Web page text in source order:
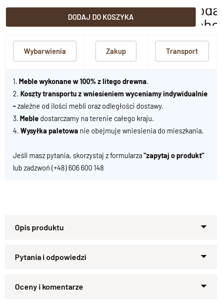
DODAJ DO KOSZYKA
Wybarwienia Zakup Transport
1. Meble wykonane w 100% z litego drewna.
2. Koszty transportu z wniesieniem wyceniamy indywidualnie
-zależne od ilości mebli oraz odległości dostawy.
3. Meble dostarczamy na terenie całego kraju.
4. Wysyłka paletowa nie obejmuje wniesienia do mieszkania.
Jeśli masz pytania, skorzystaj z formularza"zapytaj o produkt"
lub zadzwoń (+48) 606 600 148
Wykończenie
Zapytaj o produkt